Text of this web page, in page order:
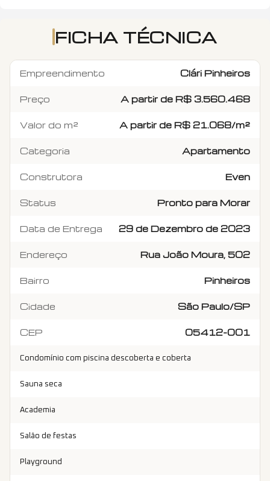
FICHA TÉCNICA
Empreendimento Clári Pinheiros
Preço A partir de R$ 3.560.468
Valor do m² A partir de R$ 21.068/m²
Categoria Apartamento
Construtora Even
Status Pronto para Morar
Data de Entrega 29 de Dezembro de 2023
Endereço Rua João Moura, 502
Bairro Pinheiros
Cidade São Paulo/SP
CEP 05412-001
Condomínio com piscina descoberta e coberta
Sauna seca
Academia
Salão de festas
Playground